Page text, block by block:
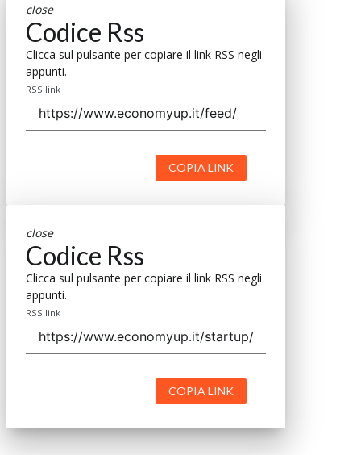
close
Codice Rss
Clicca sul pulsante per copiare il link RSS negli
appunti.
RSS link
COPIA LINK
close
Codice Rss
Clicca sul pulsante per copiare il link RSS negli
appunti.
RSS link
COPIA LINK